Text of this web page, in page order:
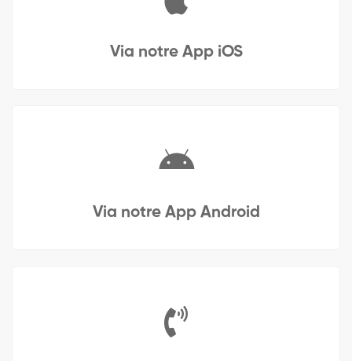
Via notre App iOS
Via notre App Android